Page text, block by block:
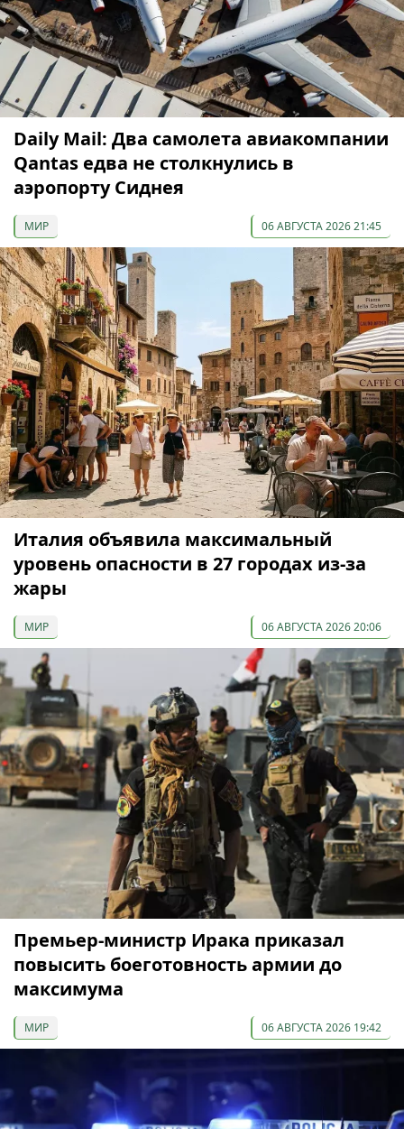
Daily Mail: Два самолета авиакомпании
Qantas едва не столкнулись в
аэропорту Сиднея
МИР 06 АВГУСТА 2026 21:45
Италия объявила максимальный
уровень опасности в 27 городах из-за
жары
МИР 06 АВГУСТА 2026 20:06
Премьер-министр Ирака приказал
повысить боеготовность армии до
максимума
МИР 06 АВГУСТА 2026 19:42